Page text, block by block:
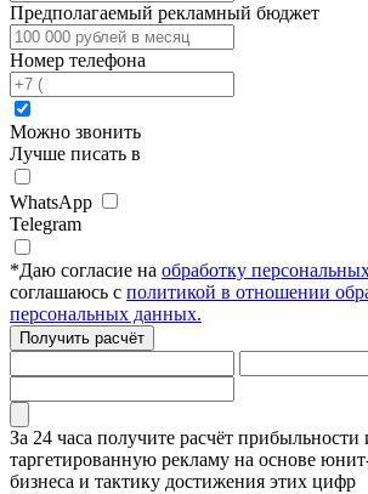
Предполагаемый рекламный бюджет
Номер телефона
Можно звонить
Лучше писать в
WhatsApp
Telegram
*Даю согласие на обработку
соглашаюсь с политикой в отношении
персональных данных.
Получить расчёт
За 24 часа получите расчёт прибыльности
таргетированную рекламу на основе
бизнеса и тактику достижения этих цифр